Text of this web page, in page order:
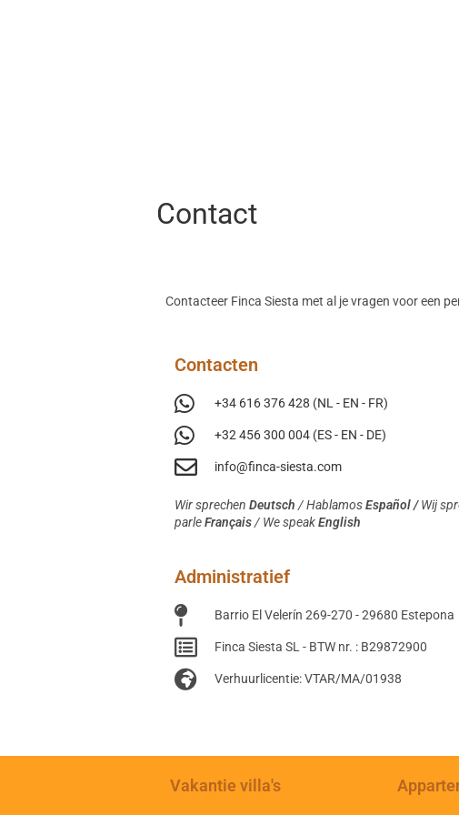
Contact
Contacteer Finca Siesta met al je vragen voor een
Contacten
+34 616 376 428 (NL - EN - FR)
+32 456 300 004 (ES - EN - DE)
info@finca-siesta.com
Wir sprechen Deutsch /HablamosEspañol /Wij
parleFrançais/ We speakEnglish
Administratief
Barrio El Velerín 269-270 - 29680 Estepona
Finca Siesta SL - BTW nr. : B29872900
Verhuurlicentie: VTAR/MA/01938
Vakantie villa's